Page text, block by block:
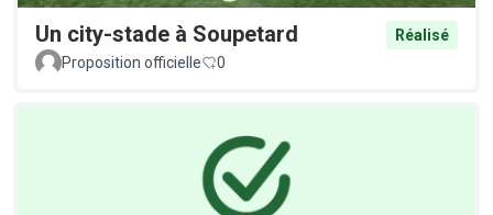
Un city-stade à Soupetard
Réalisé
Proposition officielle
0